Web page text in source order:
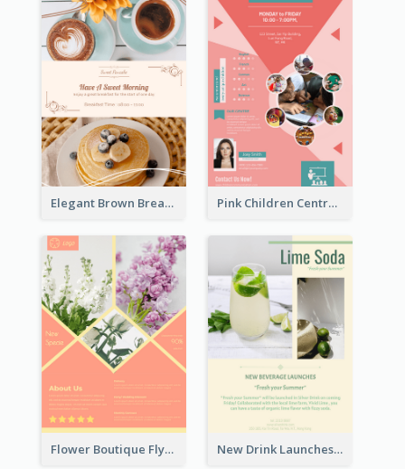
Elegant Brown Breakfast Flyer With Photography Pink Children Centre Flyer
Flower Boutique Flyer New Drink Launches Lime Soda Poster